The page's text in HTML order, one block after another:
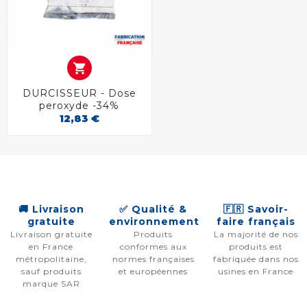

DURCISSEUR - Dose
peroxyde -34%
12,83 €
🚚 Livraison
gratuite
Livraison gratuite
en France
métropolitaine,
sauf produits
marque SAR
✅ Qualité &
environnement
Produits
conformes aux
normes françaises
et européennes
🇫🇷 Savoir-
faire français
La majorité de nos
produits est
fabriquée dans nos
usines en France